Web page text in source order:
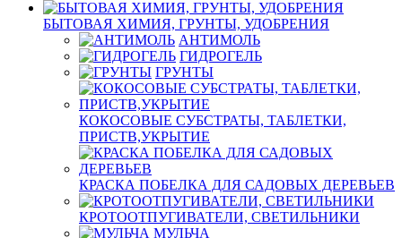
БЫТОВАЯ ХИМИЯ, ГРУНТЫ, УДОБРЕНИЯ
АНТИМОЛЬ
ГИДРОГЕЛЬ
ГРУНТЫ
КОКОСОВЫЕ СУБСТРАТЫ, ТАБЛЕТКИ,
ПРИСТВ,УКРЫТИЕ
КРАСКА ПОБЕЛКА ДЛЯ САДОВЫХ ДЕРЕВЬЕВ
КРОТООТПУГИВАТЕЛИ, СВЕТИЛЬНИКИ
МУЛЬЧА